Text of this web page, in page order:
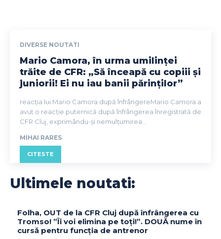
DIVERSE NOUTATI
Mario Camora, în urma umilinței
trăite de CFR: „Să înceapă cu copiii și
juniorii! Ei nu iau banii părinților”
reacția lui Mario Camora după înfrângereMario Camora a
avut o reacție puternică după înfrângerea înregistrată de
CFR Cluj, exprimându-și nemulțumirea...
MIHAI RARES
CITESTE
Ultimele noutati:
Folha, OUT de la CFR Cluj după înfrângerea cu
Tromso! ”Îi voi elimina pe toți!”. DOUĂ nume în
cursă pentru funcția de antrenor